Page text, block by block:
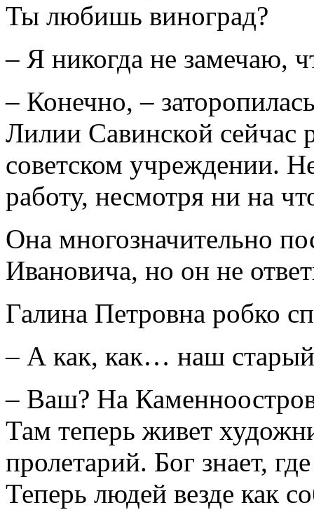
Ты любишь виноград?
– Я никогда не замечаю,
– Конечно, –
Лилии Савинской сейчас
советском учреждении.
работу, несмотря ни на
Она многозначительно
Ивановича, но он не
Галина Петровна робко
– А как, как… наш
– Ваш? На
Там теперь живет
пролетарий. Бог знает,
Теперь людей везде как